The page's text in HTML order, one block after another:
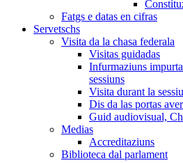
Fatgs e datas en cifras
Servetschs
Visita da la chasa federala
Visitas guidadas
Infurmaziuns
sessiuns
Visita durant la
Dis da las portas
Guid audiovisual,
Medias
Accreditaziuns
Biblioteca dal parlament